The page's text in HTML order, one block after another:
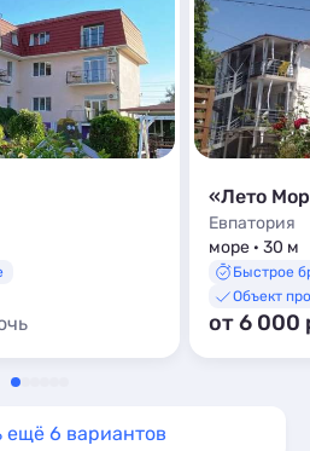
«Лето
Евпатория
море · 30 м
Быстрое
Объект
от 6 000
ещё 6 вариантов